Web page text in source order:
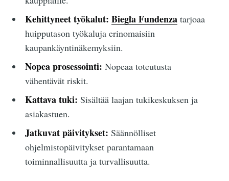
Kehittyneet työkalut: Biegła Fundenzatarjoaa
huipputason työkaluja erinomaisiin
kaupankäyntinäkemyksiin.
Nopea prosessointi: Nopeaa toteutusta
vähentävät riskit.
Kattava tuki: Sisältää laajan tukikeskuksen ja
asiakastuen.
Jatkuvat päivitykset: Säännölliset
ohjelmistopäivitykset parantamaan
toiminnallisuutta ja turvallisuutta.